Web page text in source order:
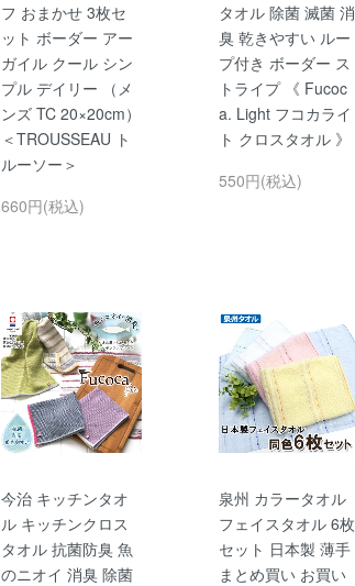
フ おまかせ 3枚セ
ット ボーダー アー
ガイル クール シン
プル デイリー （メ
ンズ TC 20×20cm）
＜TROUSSEAU ト
ルーソー＞
660円(税込)
タオル 除菌 滅菌 消
臭 乾きやすい ルー
プ付き ボーダー ス
トライプ 《 Fucoc
a. Light フコカライ
ト クロスタオル 》
550円(税込)
今治 キッチンタオ
ル キッチンクロス
タオル 抗菌防臭 魚
のニオイ 消臭 除菌
泉州 カラータオル
フェイスタオル 6枚
セット 日本製 薄手
まとめ買い お買い